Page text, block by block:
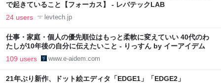
で起きていること【フォーカス】 - レバテックLAB
24 users levtech.jp
仕事・家庭・個人の優先順位はもっと柔軟に変えていい 40代のわ
たしが10年後の自分に伝えたいこと - りっすん by イーアイデム
109 users www.e-aidem.com
21年ぶり新作、ドット絵エディタ「EDGE1」「EDGE2」